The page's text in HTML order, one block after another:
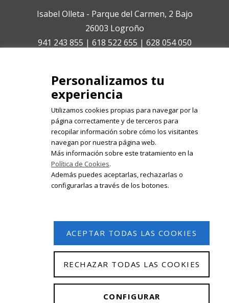
Isabel Olleta - Parque del Carmen, 2 Bajo
26003 Logroño
941 243 855 | 618 522 655 | 628 054 050
Registrate en nuestro boletín de
noticias
© 2026 Isabel Olleta. Todos los derechos reservados.
Personalizamos tu
experiencia
Utilizamos cookies propias para navegar por la
página correctamente y de terceros para
recopilar información sobre cómo los visitantes
navegan por nuestra página web.
Más información sobre este tratamiento en la
Política de Cookies.
Además puedes aceptarlas, rechazarlas o
configurarlas a través de los botones.
ACEPTAR TODAS LAS COOKIES
RECHAZAR TODAS LAS COOKIES
CONFIGURAR